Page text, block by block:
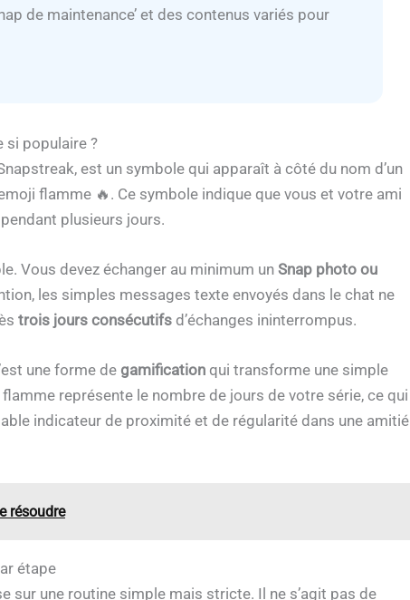
de maintenance’ et des contenus variés pour
si populaire ?
est un symbole qui apparaît à côté du nom d’un
flamme 🔥. Ce symbole indique que vous et votre ami
plusieurs jours.
Vous devez échanger au minimum un Snap photo ou
les simples messages texte envoyés dans le chat ne
trois jours consécutifs d’échanges ininterrompus.
une forme de gamification qui transforme une simple
représente le nombre de jours de votre série, ce qui
indicateur de proximité et de régularité dans une amitié
résoudre
étape
sur une routine simple mais stricte. Il ne s’agit pas de